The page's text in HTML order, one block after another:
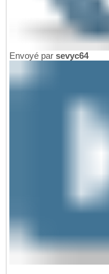
Envoyé par sevyc64